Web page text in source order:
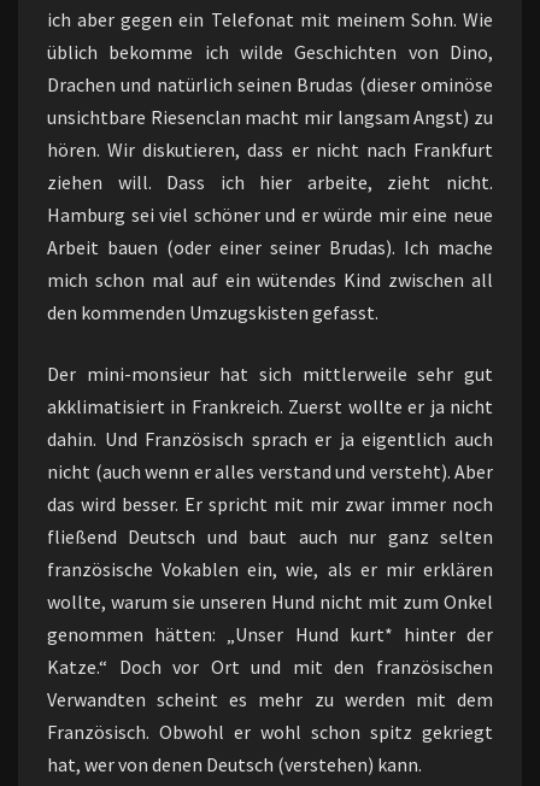
ich aber gegen ein Telefonat mit meinem Sohn. Wie
üblich bekomme ich wilde Geschichten von Dino,
Drachen und natürlich seinen Brudas (dieser ominöse
unsichtbare Riesenclan macht mir langsam Angst) zu
hören. Wir diskutieren, dass er nicht nach Frankfurt
ziehen will. Dass ich hier arbeite, zieht nicht.
Hamburg sei viel schöner und er würde mir eine neue
Arbeit bauen (oder einer seiner Brudas). Ich mache
mich schon mal auf ein wütendes Kind zwischen all
den kommenden Umzugskisten gefasst.
Der mini-monsieur hat sich mittlerweile sehr gut
akklimatisiert in Frankreich. Zuerst wollte er ja nicht
dahin. Und Französisch sprach er ja eigentlich auch
nicht (auch wenn er alles verstand und versteht). Aber
das wird besser. Er spricht mit mir zwar immer noch
fließend Deutsch und baut auch nur ganz selten
französische Vokablen ein, wie, als er mir erklären
wollte, warum sie unseren Hund nicht mit zum Onkel
genommen hätten: „Unser Hund kurt* hinter der
Katze.“ Doch vor Ort und mit den französischen
Verwandten scheint es mehr zu werden mit dem
Französisch. Obwohl er wohl schon spitz gekriegt
hat, wer von denen Deutsch (verstehen) kann.